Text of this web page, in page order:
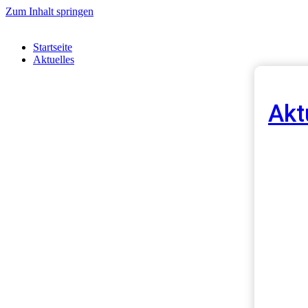
Zum Inhalt springen
Startseite
Aktuelles